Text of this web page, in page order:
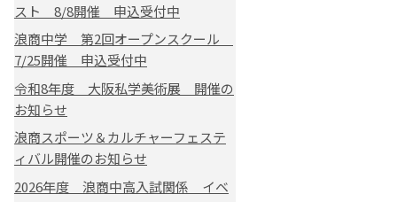
スト 8/8開催 申込受付中
浪商中学 第2回オープンスクール
7/25開催 申込受付中
令和8年度 大阪私学美術展 開催の
お知らせ
浪商スポーツ＆カルチャーフェステ
ィバル開催のお知らせ
2026年度 浪商中高入試関係 イベ